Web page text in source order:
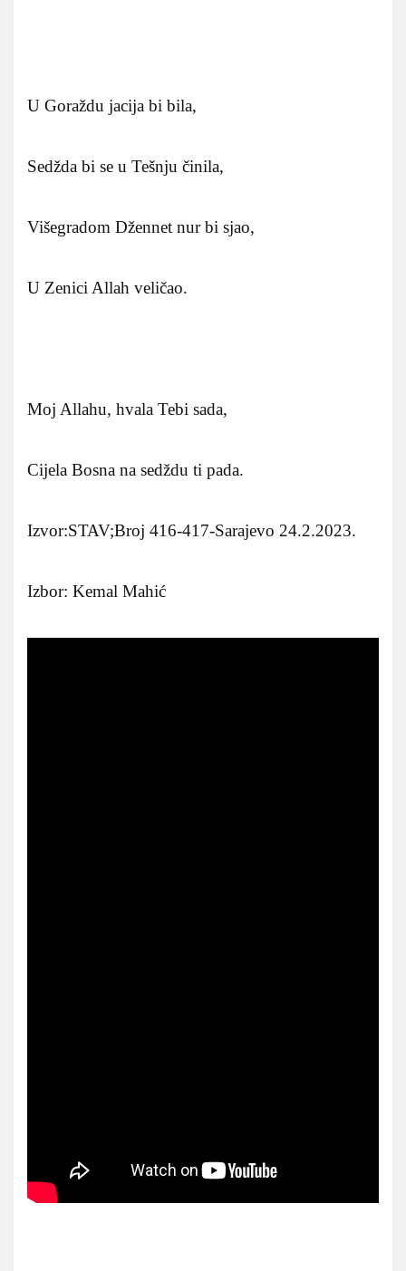
U Goraždu jacija bi bila,
Sedžda bi se u Tešnju činila,
Višegradom Džennet nur bi sjao,
U Zenici Allah veličao.
Moj Allahu, hvala Tebi sada,
Cijela Bosna na sedždu ti pada.
Izvor:STAV;Broj 416-417-Sarajevo 24.2.2023.
Izbor: Kemal Mahić